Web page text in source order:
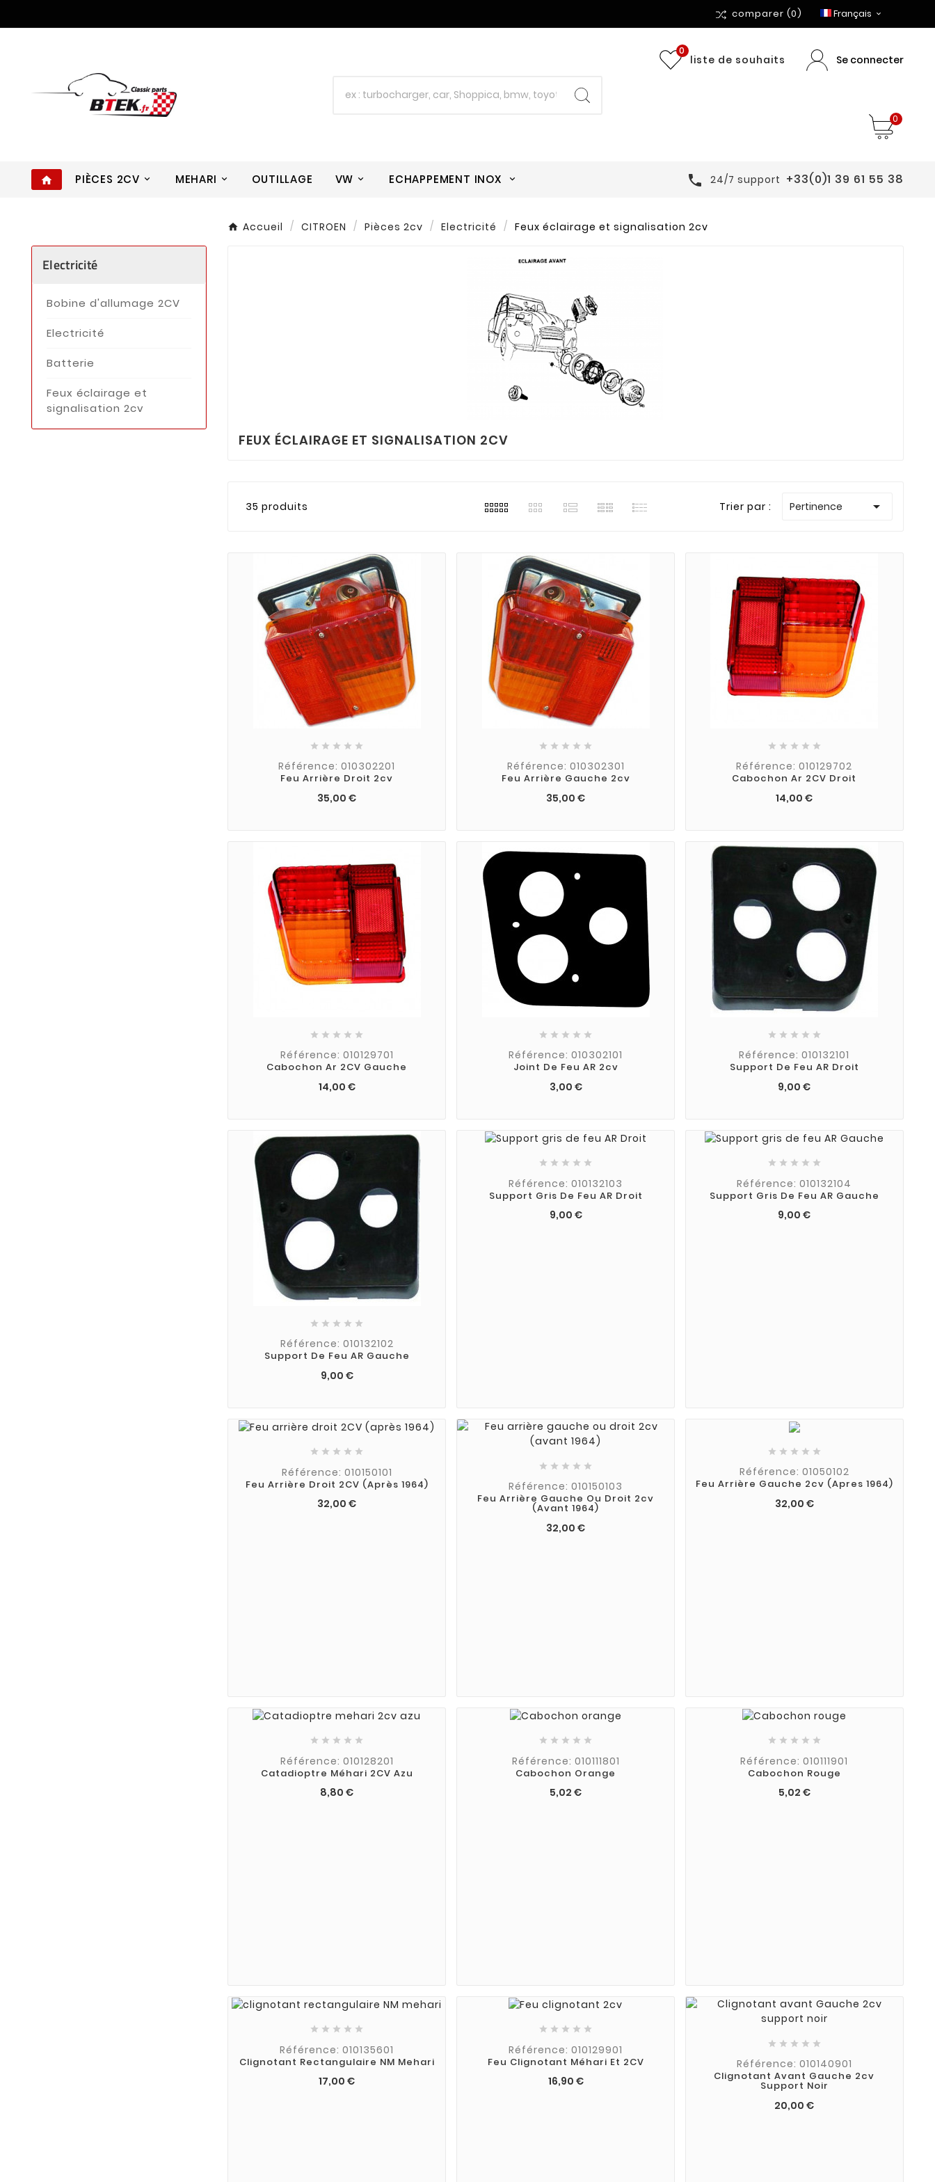
comparer (0) Français 
liste de souhaits
0
Se connecter
0
home PIÈCES 2CV MEHARI OUTILLAGE VW ECHAPPEMENT INOX  24/7 support +33(0)1 39 61 55 38
Accueil CITROEN Pièces 2cv Electricité Feux éclairage et signalisation 2cv
Electricité
Bobine d'allumage 2CV
Electricité
Batterie
Feux éclairage et
signalisation 2cv
FEUX ÉCLAIRAGE ET SIGNALISATION 2CV
35 produits Trier par : Pertinence 
    
Référence: 010302201
Feu Arrière Droit 2cv
35,00 €
    
Référence: 010302301
Feu Arrière Gauche 2cv
35,00 €
    
Référence: 010129702
Cabochon Ar 2CV Droit
14,00 €
    
Référence: 010129701
Cabochon Ar 2CV Gauche
14,00 €
    
Référence: 010302101
Joint De Feu AR 2cv
3,00 €
    
Référence: 010132101
Support De Feu AR Droit
9,00 €
    
Référence: 010132102
Support De Feu AR Gauche
9,00 €
    
Référence: 010132103
Support Gris De Feu AR Droit
9,00 €
    
Référence: 010132104
Support Gris De Feu AR Gauche
9,00 €
    
Référence: 010150101
Feu Arrière Droit 2CV (après 1964)
32,00 €
    
Référence: 010150103
Feu Arrière Gauche Ou Droit 2cv
(avant 1964)
32,00 €
    
Référence: 01050102
Feu Arrière Gauche 2cv (apres 1964)
32,00 €
    
Référence: 010128201
Catadioptre Méhari 2CV Azu
8,80 €
    
Référence: 010111801
Cabochon Orange
5,02 €
    
Référence: 010111901
Cabochon Rouge
5,02 €
    
Référence: 010135601
Clignotant Rectangulaire NM Mehari
17,00 €
    
Référence: 010129901
Feu Clignotant Méhari Et 2CV
16,90 €
    
Référence: 010140901
Clignotant Avant Gauche 2cv
Support Noir
20,00 €